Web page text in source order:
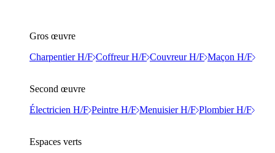
Gros œuvre
Charpentier H/F Coffreur H/F Couvreur H/F Maçon H/F
Second œuvre
Électricien H/F Peintre H/F Menuisier H/F Plombier H/F
Espaces verts